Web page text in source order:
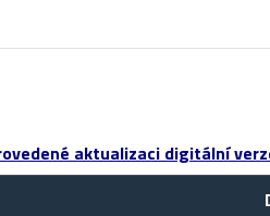
aktualizaci digitální